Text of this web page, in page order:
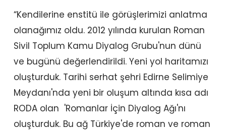
“Kendilerine enstitü ile görüşlerimizi anlatma
olanağımız oldu. 2012 yılında kurulan Roman
Sivil Toplum Kamu Diyalog Grubu'nun dünü
ve bugünü değerlendirildi. Yeni yol haritamızı
oluşturduk. Tarihi serhat şehri Edirne Selimiye
Meydanı'nda yeni bir oluşum altında kısa adı
RODA olan 'Romanlar İçin Diyalog Ağı'nı
oluşturduk. Bu ağ Türkiye'de roman ve roman